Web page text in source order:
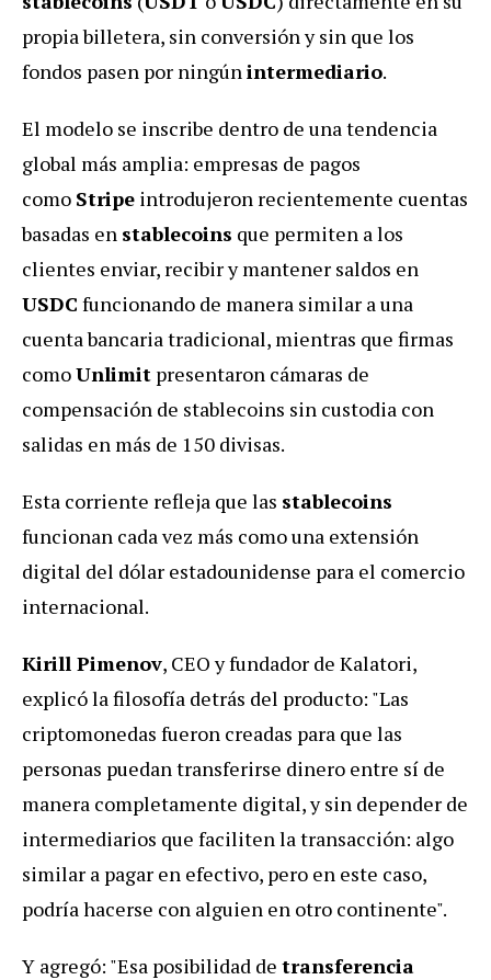
propia billetera, sin conversión y sin que los
fondos pasen por ningúnintermediario.
El modelo se inscribe dentro de una tendencia
global más amplia: empresas de pagos
como Stripe introdujeron recientemente cuentas
basadas en stablecoins que permiten a los
clientes enviar, recibir y mantener saldos en
USDC funcionando de manera similar a una
cuenta bancaria tradicional, mientras que firmas
comoUnlimit presentaron cámaras de
compensación de stablecoins sin custodia con
salidas en más de 150 divisas.
Esta corriente refleja que las stablecoins
funcionan cada vez más como una extensión
digital del dólar estadounidense para el comercio
internacional.
Kirill Pimenov, CEO y fundador de Kalatori,
explicó la filosofía detrás del producto: "Las
criptomonedas fueron creadas para que las
personas puedan transferirse dinero entre sí de
manera completamente digital, y sin depender de
intermediarios que faciliten la transacción: algo
similar a pagar en efectivo, pero en este caso,
podría hacerse con alguien en otro continente".
Y agregó: "Esa posibilidad de transferencia